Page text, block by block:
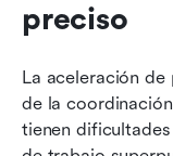
preciso
La aceleración
de la
tienen